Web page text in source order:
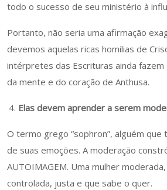
todo o sucesso de seu ministério à
Portanto, não seria uma afirmação
devemos aquelas ricas homilias de
intérpretes das Escrituras ainda fazem
da mente e do coração de Anthusa.
Elas devem aprender a serem
O termo grego “sophron”, alguém que
de suas emoções. A moderação
AUTOIMAGEM. Uma mulher
controlada, justa e que sabe o quer.